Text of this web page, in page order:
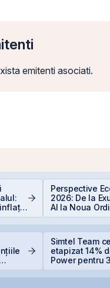
emitenti asociati.
Perspective
2026: De la
AI la Noua
Economică
Simtel Team
etapizat 14%
Power pentru